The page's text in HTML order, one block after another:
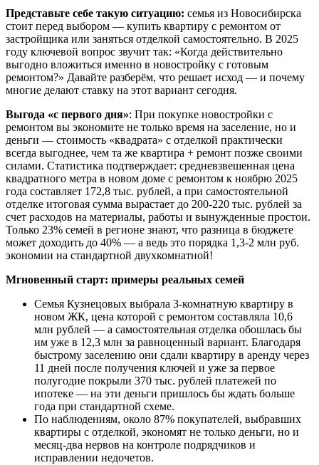
Представьте себе такую ситуацию: семья из Новосибирска
стоит перед выбором — купить квартиру с ремонтом от
застройщика или заняться отделкой самостоятельно. В 2025
году ключевой вопрос звучит так: «Когда действительно
выгодно вложиться именно в новостройку с готовым
ремонтом?» Давайте разберём, что решает исход — и почему
многие делают ставку на этот вариант сегодня.
Выгода «с первого дня»: При покупке новостройки с
ремонтом вы экономите не только время на заселение, но и
деньги — стоимость «квадрата» с отделкой практически
всегда выгоднее, чем та же квартира + ремонт позже своими
силами. Статистика подтверждает: средневзвешенная цена
квадратного метра в новом доме с ремонтом к ноябрю 2025
года составляет 172,8 тыс. рублей, а при самостоятельной
отделке итоговая сумма вырастает до 200-220 тыс. рублей за
счет расходов на материалы, работы и вынужденные простои.
Только 23% семей в регионе знают, что разница в бюджете
может доходить до 40% — а ведь это порядка 1,3-2 млн руб.
экономии на стандартной двухкомнатной!
Мгновенный старт: примеры реальных семей
Семья Кузнецовых выбрала 3-комнатную квартиру в
новом ЖК, цена которой с ремонтом составляла 10,6
млн рублей — а самостоятельная отделка обошлась бы
им уже в 12,3 млн за равноценный вариант. Благодаря
быстрому заселению они сдали квартиру в аренду через
11 дней после получения ключей и уже за первое
полугодие покрыли 370 тыс. рублей платежей по
ипотеке — на эти деньги пришлось бы ждать больше
года при стандартной схеме.
По наблюдениям, около 87% покупателей, выбравших
квартиры с отделкой, экономят не только деньги, но и
месяц-два нервов на контроле подрядчиков и
исправлении недочетов.